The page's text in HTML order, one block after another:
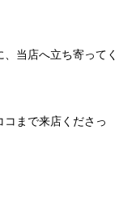
当店へ立ち寄ってく
まで来店くださっ